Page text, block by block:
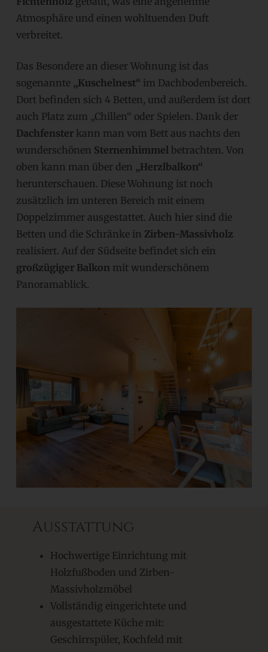
Atmosphäre und einen wohltuenden Duft
verbreitet.
Das Besondere an dieser Wohnung ist das
sogenannte „Kuschelnest“ im Dachbodenbereich.
Dort befinden sich 4 Betten, und außerdem ist dort
auch Platz zum „Chillen“ oder Spielen. Dank der
Dachfensterkann man vom Bett aus nachts den
wunderschönen Sternenhimmelbetrachten. Von
oben kann man über den „Herzlbalkon“
herunterschauen. Diese Wohnung ist noch
zusätzlich im unteren Bereich mit einem
Doppelzimmer ausgestattet. Auch hier sind die
Betten und die Schränke in Zirben-Massivholz
realisiert. Auf der Südseite befindet sich ein
großzügiger Balkon mit wunderschönem
Panoramablick.
Ausstattung
Hochwertige Einrichtung mit
Holzfußboden und Zirben-
Massivholzmöbel
Vollständig eingerichtete und
ausgestattete Küche mit:
Geschirrspüler, Kochfeld mit